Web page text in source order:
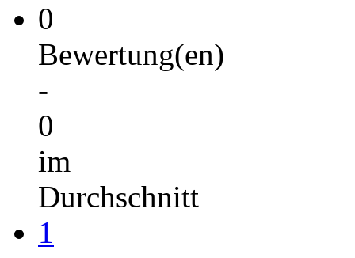
0
Bewertung(en)
-
0
im
Durchschnitt
1